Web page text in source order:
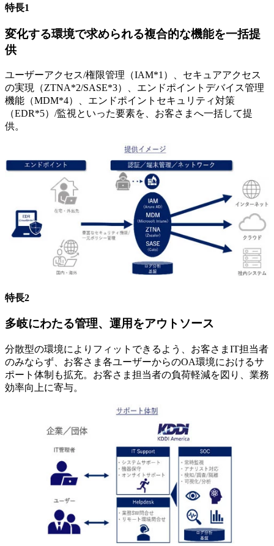
特長1
変化する環境で求められる複合的な機能を一括提
供
ユーザーアクセス/権限管理（IAM*1）、セキュアアクセス
の実現（ZTNA*2/SASE*3）、エンドポイントデバイス管理
機能（MDM*4）、エンドポイントセキュリティ対策
（EDR*5）/監視といった要素を、お客さまへ一括して提
供。
特長2
多岐にわたる管理、運用をアウトソース
分散型の環境によりフィットできるよう、お客さまIT担当者
のみならず、お客さま各ユーザーからのOA環境におけるサ
ポート体制も拡充。お客さま担当者の負荷軽減を図り、業務
効率向上に寄与。